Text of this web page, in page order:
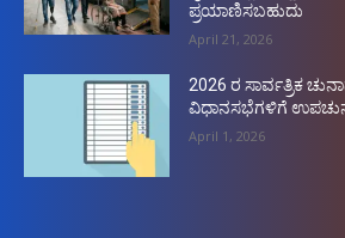
ಪ್ರಯಾಣಿಸಬಹುದು
April 21, 2026
2026 ರ ಸಾರ್ವತ್ರಿಕ
ವಿಧಾನಸಭೆಗಳಿಗೆ
April 1, 2026